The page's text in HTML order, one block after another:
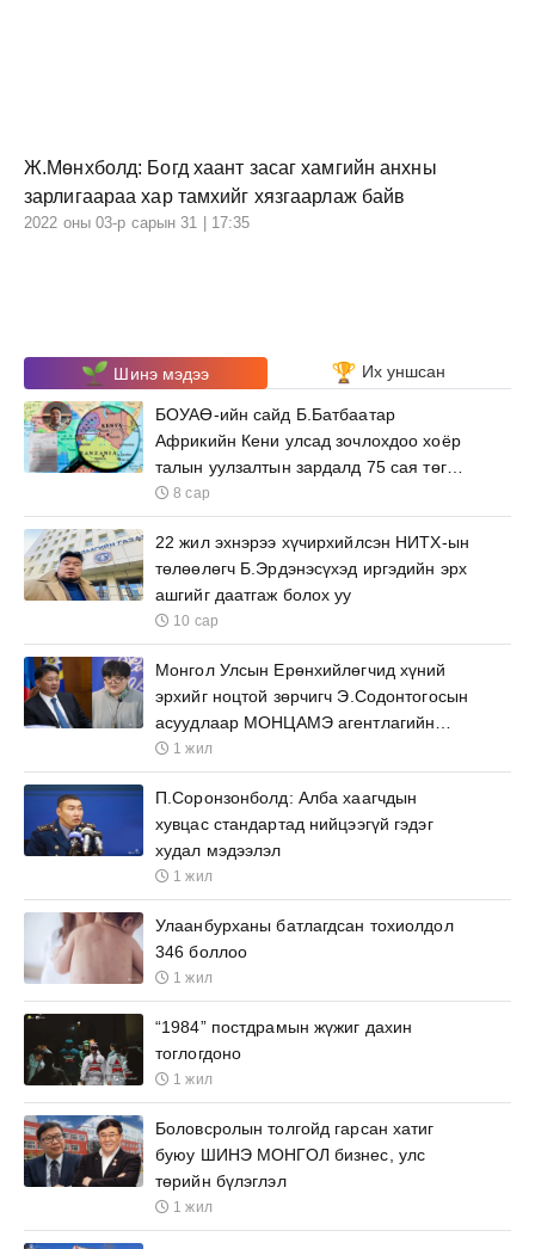
Ж.Мөнхболд: Богд хаант засаг хамгийн анхны
зарлигаараа хар тамхийг хязгаарлаж байв
2022 оны 03-р сарын 31 | 17:35
Шинэ мэдээ Их уншсан
БОУАӨ-ийн сайд Б.Батбаатар
Африкийн Кени улсад зочлохдоо хоёр
талын уулзалтын зардалд 75 сая төгрөг
зарцуулна
8 сар
22 жил эхнэрээ хүчирхийлсэн НИТХ-ын
төлөөлөгч Б.Эрдэнэсүхэд иргэдийн эрх
ашгийг даатгаж болох уу
10 сар
Монгол Улсын Ерөнхийлөгчид хүний
эрхийг ноцтой зөрчигч Э.Содонтогосын
асуудлаар МОНЦАМЭ агентлагийн
ажилтнууд өргөх бичиг барьжээ
1 жил
П.Соронзонболд: Алба хаагчдын
хувцас стандартад нийцээгүй гэдэг
худал мэдээлэл
1 жил
Улаанбурханы батлагдсан тохиолдол
346 боллоо
1 жил
“1984” постдрамын жүжиг дахин
тоглогдоно
1 жил
Боловсролын толгойд гарсан хатиг
буюу ШИНЭ МОНГОЛ бизнес, улс
төрийн бүлэглэл
1 жил